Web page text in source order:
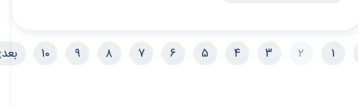
۱ ۲ ۳ ۴ ۵ ۶ ۷ ۸ ۹ ۱۰